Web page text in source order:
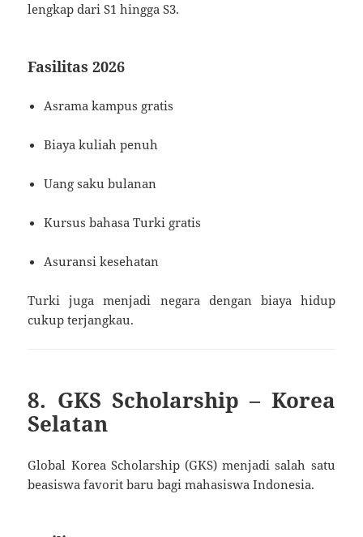
lengkap dari S1 hingga S3.
Fasilitas 2026
Asrama kampus gratis
Biaya kuliah penuh
Uang saku bulanan
Kursus bahasa Turki gratis
Asuransi kesehatan
Turki juga menjadi negara dengan biaya hidup
cukup terjangkau.
8. GKS Scholarship – Korea
Selatan
Global Korea Scholarship (GKS) menjadi salah satu
beasiswa favorit baru bagi mahasiswa Indonesia.